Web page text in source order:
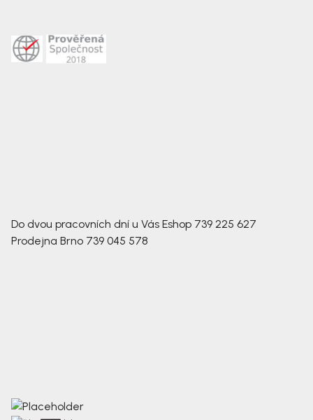
Do dvou pracovních dní u Vás Eshop 739 225 627
Prodejna Brno 739 045 578